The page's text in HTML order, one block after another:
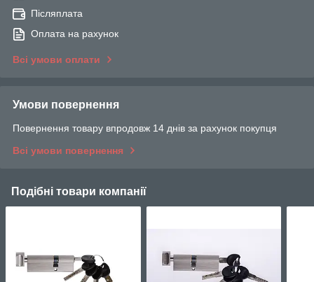
Післяплата
Оплата на рахунок
Всі умови оплати
Умови повернення
Повернення товару впродовж 14 днів за рахунок покупця
Всі умови повернення
Подібні товари компанії